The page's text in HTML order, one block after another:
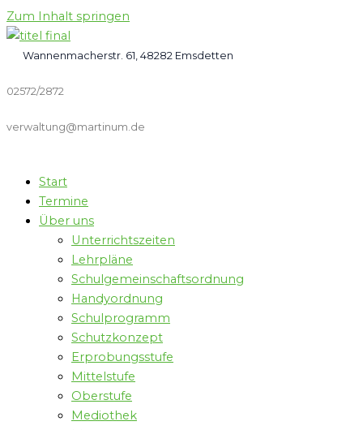
Zum Inhalt springen
Wannenmacherstr. 61, 48282 Emsdetten
02572/2872
verwaltung@martinum.de
Start
Termine
Über uns
Unterrichtszeiten
Lehrpläne
Schulgemeinschaftsordnung
Handyordnung
Schulprogramm
Schutzkonzept
Erprobungsstufe
Mittelstufe
Oberstufe
Mediothek